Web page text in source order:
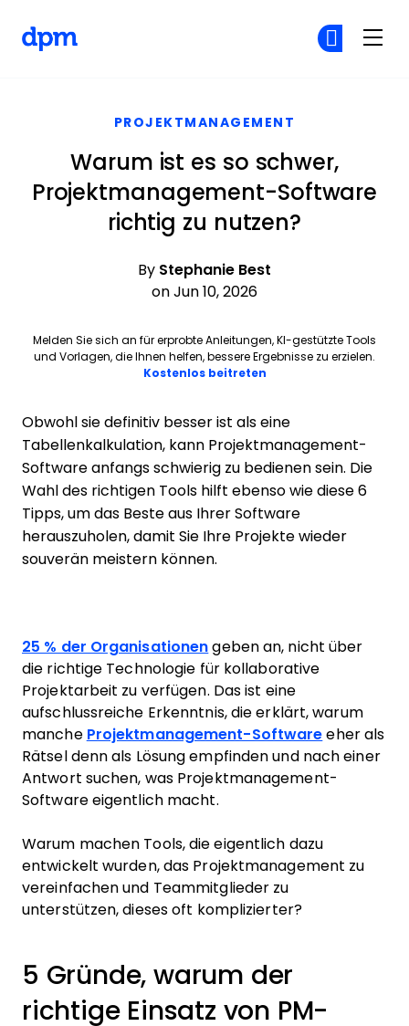
PROJEKTMANAGEMENT
Warum ist es so schwer,
Projektmanagement-Software
richtig zu nutzen?
By Stephanie Best
on Jun 10, 2026
Melden Sie sich an für erprobte Anleitungen, KI-gestützte Tools
und Vorlagen, die Ihnen helfen, bessere Ergebnisse zu erzielen.
Kostenlos beitretenOpens new window
Obwohl sie definitiv besser ist als eine
Tabellenkalkulation, kann Projektmanagement-
Software anfangs schwierig zu bedienen sein. Die
Wahl des richtigen Tools hilft ebenso wie diese 6
Tipps, um das Beste aus Ihrer Software
herauszuholen, damit Sie Ihre Projekte wieder
souverän meistern können.
25 % der Organisationen geben an, nicht über
die richtige Technologie für kollaborative
Projektarbeit zu verfügen. Das ist eine
aufschlussreiche Erkenntnis, die erklärt, warum
manche Projektmanagement-Software eher als
Rätsel denn als Lösung empfinden und nach einer
Antwort suchen, was Projektmanagement-
Software eigentlich macht.
Warum machen Tools, die eigentlich dazu
entwickelt wurden, das Projektmanagement zu
vereinfachen und Teammitglieder zu
unterstützen, dieses oft komplizierter?
5 Gründe, warum der
richtige Einsatz von PM-